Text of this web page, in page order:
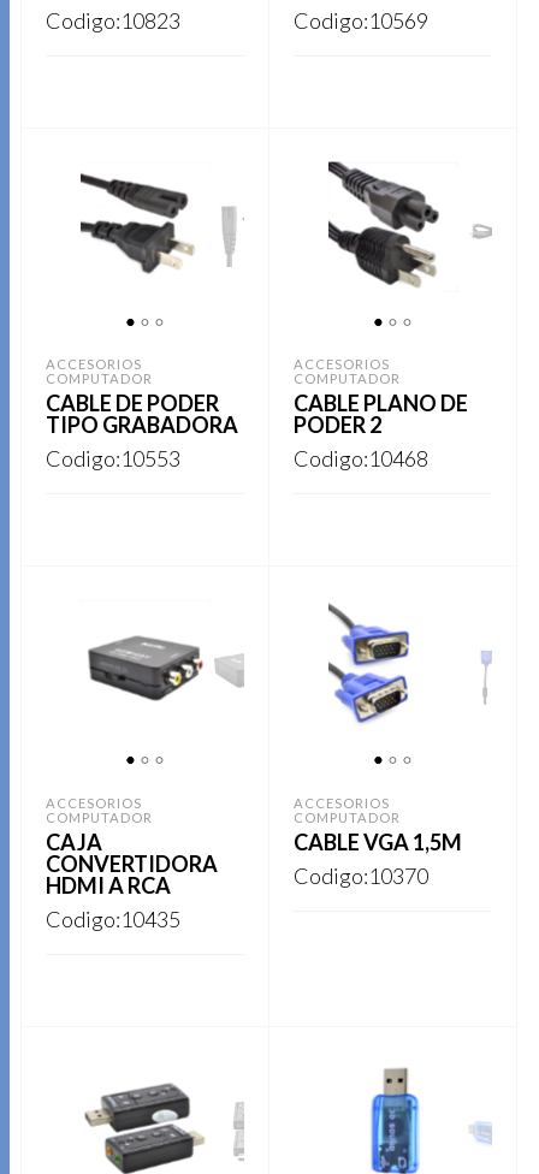
Codigo:10823 Codigo:10569
ACCESORIOS
COMPUTADOR
CABLE DE PODER
TIPO GRABADORA
Codigo:10553
ACCESORIOS
COMPUTADOR
CABLE PLANO DE
PODER 2
Codigo:10468
ACCESORIOS
COMPUTADOR
CAJA
CONVERTIDORA
HDMI A RCA
Codigo:10435
ACCESORIOS
COMPUTADOR
CABLE VGA 1,5M
Codigo:10370